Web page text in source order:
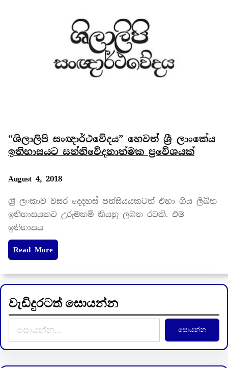
“ශිලාලිපි සංඥාර්ථවේදය” හෙවත් ශ්‍රී ලාංකේය
ඉතිහාසයට සන්නිවේදනාත්මක ප්‍රවේශයක්
August 4, 2018
ශ‍්‍රී ලංකාව වසර දෙදහස් පන්සියයකටත් එහා ගිය ලිඛිත
ඉතිහාසයකට උරුමකම් කියනු ලබන රටකි. එම
ඉතිහාසය
Read More
වැඩිදුරටත් සොයන්න
e
a
සොයන්න